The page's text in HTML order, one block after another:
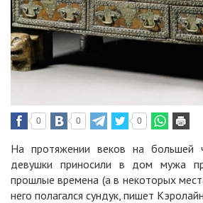
0 0 0
На протяжении веков на большей
девушки приносили в дом мужа
прошлые времена (а в некоторых
него полагался сундук, пишет